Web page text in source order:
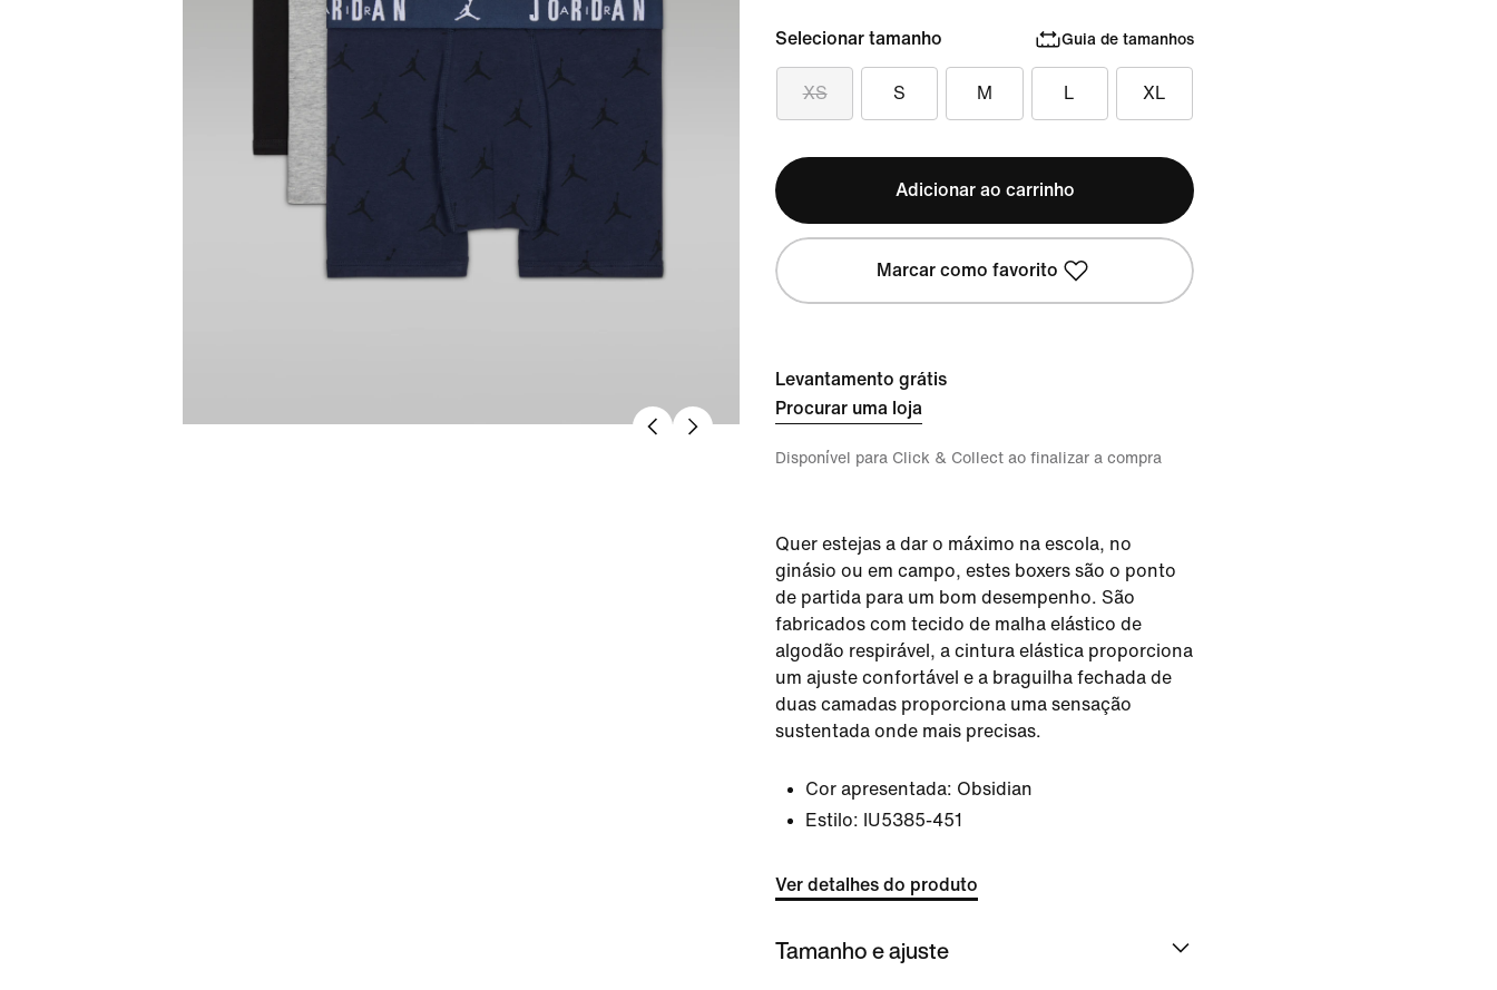
Selecionar tamanho Guia de tamanhos
XS S M L XL
Adicionar ao carrinho
Marcar como favorito
Levantamento grátis
Procurar uma loja
Disponível para Click & Collect ao finalizar a compra
Quer estejas a dar o máximo na escola, no
ginásio ou em campo, estes boxers são o ponto
de partida para um bom desempenho. São
fabricados com tecido de malha elástico de
algodão respirável, a cintura elástica proporciona
um ajuste confortável e a braguilha fechada de
duas camadas proporciona uma sensação
sustentada onde mais precisas.
Cor apresentada: Obsidian
Estilo: IU5385-451
Ver detalhes do produto
Tamanho e ajuste